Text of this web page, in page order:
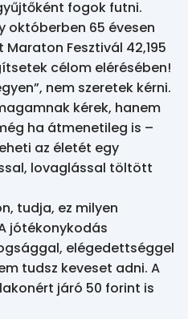
fogok futni.
októberben 65 évesen
Fesztivál 42,195
célom elérésében!
nem szeretek kérni.
kérek, hanem
ha átmenetileg is –
az életét egy
lovaglással töltött
tudja, ez milyen
jótékonykodás
elégedettséggel
tudsz keveset adni. A
járó 50 forint is